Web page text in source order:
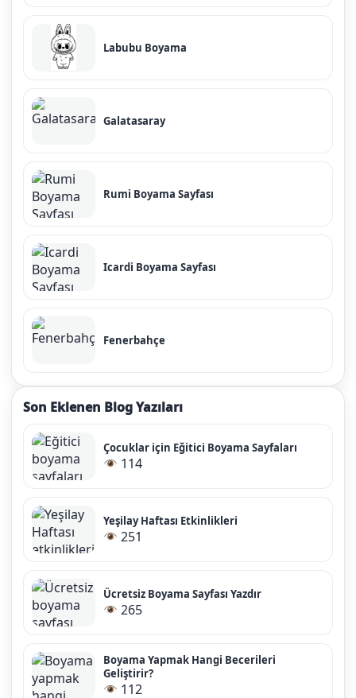
Labubu Boyama
Galatasaray
Rumi Boyama Sayfası
Icardi Boyama Sayfası
Fenerbahçe
Son Eklenen Blog Yazıları
Çocuklar için Eğitici Boyama Sayfaları
114
Yeşilay Haftası Etkinlikleri
251
Ücretsiz Boyama Sayfası Yazdır
265
Boyama Yapmak Hangi Becerileri
Geliştirir?
112